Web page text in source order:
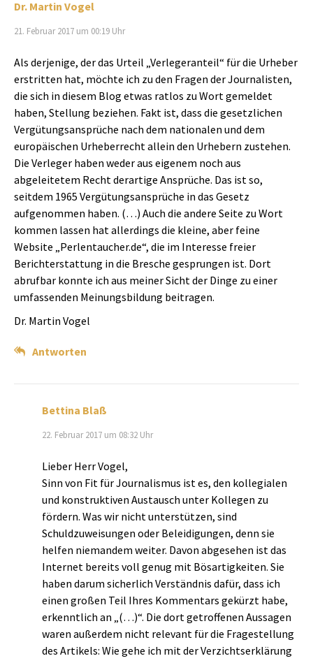
Dr. Martin Vogel
21. Februar 2017 um 00:19 Uhr
Als derjenige, der das Urteil „Verlegeranteil“ für die Urheber
erstritten hat, möchte ich zu den Fragen der Journalisten,
die sich in diesem Blog etwas ratlos zu Wort gemeldet
haben, Stellung beziehen. Fakt ist, dass die gesetzlichen
Vergütungsansprüche nach dem nationalen und dem
europäischen Urheberrecht allein den Urhebern zustehen.
Die Verleger haben weder aus eigenem noch aus
abgeleitetem Recht derartige Ansprüche. Das ist so,
seitdem 1965 Vergütungsansprüche in das Gesetz
aufgenommen haben. (…) Auch die andere Seite zu Wort
kommen lassen hat allerdings die kleine, aber feine
Website „Perlentaucher.de“, die im Interesse freier
Berichterstattung in die Bresche gesprungen ist. Dort
abrufbar konnte ich aus meiner Sicht der Dinge zu einer
umfassenden Meinungsbildung beitragen.
Dr. Martin Vogel
Antworten
Bettina Blaß
22. Februar 2017 um 08:32 Uhr
Lieber Herr Vogel,
Sinn von Fit für Journalismus ist es, den kollegialen
und konstruktiven Austausch unter Kollegen zu
fördern. Was wir nicht unterstützen, sind
Schuldzuweisungen oder Beleidigungen, denn sie
helfen niemandem weiter. Davon abgesehen ist das
Internet bereits voll genug mit Bösartigkeiten. Sie
haben darum sicherlich Verständnis dafür, dass ich
einen großen Teil Ihres Kommentars gekürzt habe,
erkenntlich an „(…)“. Die dort getroffenen Aussagen
waren außerdem nicht relevant für die Fragestellung
des Artikels: Wie gehe ich mit der Verzichtserklärung